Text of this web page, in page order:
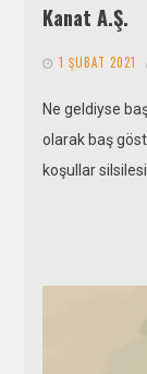
Kanat A.Ş.
1 ŞUBAT 2021
Ne geldiyse
olarak baş
koşullar